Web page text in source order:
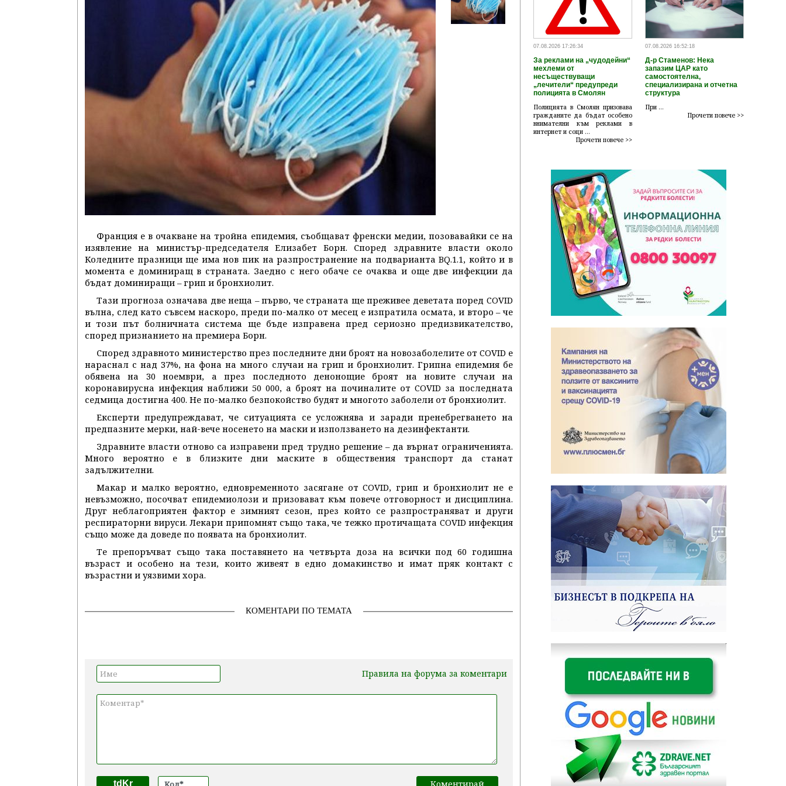
Франция е в очакване на тройна епидемия, съобщават френски медии, позовавайки се на
изявление на министър-председателя Елизабет Борн. Според здравните власти около
Коледните празници ще има нов пик на разпространение на подварианта BQ.1.1, който и в
момента е доминиращ в страната. Заедно с него обаче се очаква и още две инфекции да
бъдат доминиращи – грип и бронхиолит.
Тази прогноза означава две неща – първо, че страната ще преживее деветата поред COVID
вълна, след като съвсем наскоро, преди по-малко от месец е изпратила осмата, и второ – че
и този път болничната система ще бъде изправена пред сериозно предизвикателство,
според признанието на премиера Борн.
Според здравното министерство през последните дни броят на новозаболелите от COVID е
нараснал с над 37%, на фона на много случаи на грип и бронхиолит. Грипна епидемия бе
обявена на 30 ноември, а през последното денонощие броят на новите случаи на
коронавирусна инфекция наближи 50 000, а броят на починалите от COVID за последната
седмица достигна 400. Не по-малко безпокойство будят и многото заболели от бронхиолит.
Експерти предупреждават, че ситуацията се усложнява и заради пренебрегването на
предпазните мерки, най-вече носенето на маски и използването на дезинфектанти.
Здравните власти отново са изправени пред трудно решение – да върнат ограниченията.
Много вероятно е в близките дни маските в обществения транспорт да станат
задължителни.
Макар и малко вероятно, едновременното засягане от COVID, грип и бронхиолит не е
невъзможно, посочват епидемиолози и призовават към повече отговорност и дисциплина.
Друг неблагоприятен фактор е зимният сезон, през който се разпространяват и други
респираторни вируси. Лекари припомнят също така, че тежко протичащата COVID инфекция
също може да доведе по появата на бронхиолит.
Те препоръчват също така поставянето на четвърта доза на всички под 60 годишна
възраст и особено на тези, които живеят в едно домакинство и имат пряк контакт с
възрастни и уязвими хора.
КОМЕНТАРИ ПО ТЕМАТА
Правила на форума за коментари
tdKr
07.08.2026 17:26:34
За реклами на „чудодейни“
мехлеми от
несъществуващи
„лечители“ предупреди
полицията в Смолян
Полицията в Смолян призовава
гражданите да бъдат особено
внимателни към реклами в
интернет и соци ...
Прочети повече >>
07.08.2026 16:52:18
Д-р Стаменов: Нека
запазим ЦАР като
самостоятелна,
специализирана и отчетна
структура
При ...
Прочети повече >>